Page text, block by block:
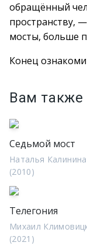
обращённый
пространству,
мосты, больше
Конец
Вам также
Седьмой мост
Наталья Калинина
(2010)
Телегония
Михаил
(2021)